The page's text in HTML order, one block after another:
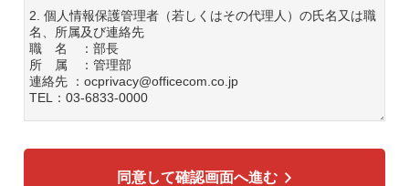
2. 個人情報保護管理者（若しくはその代理人）の氏名又は職
名、所属及び連絡先
職 名 ：部長
所 属 ：管理部
連絡先 ：ocprivacy@officecom.co.jp
TEL：03-6833-0000
同意して確認画面へ進む